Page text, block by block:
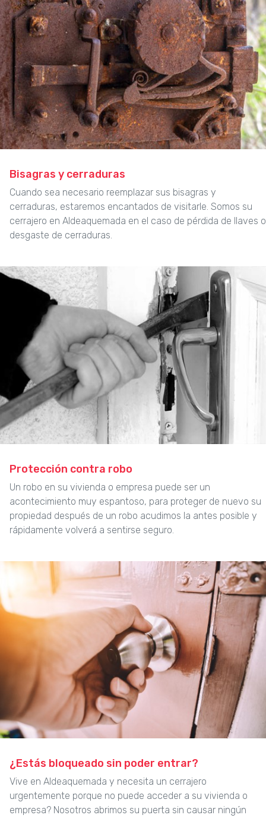
Bisagras y cerraduras
Cuando sea necesario reemplazar sus bisagras y
cerraduras, estaremos encantados de visitarle. Somos su
cerrajero en Aldeaquemada en el caso de pérdida de llaves o
desgaste de cerraduras.
Protección contra robo
Un robo en su vivienda o empresa puede ser un
acontecimiento muy espantoso, para proteger de nuevo su
propiedad después de un robo acudimos la antes posible y
rápidamente volverá a sentirse seguro.
¿Estás bloqueado sin poder entrar?
Vive en Aldeaquemada y necesita un cerrajero
urgentemente porque no puede acceder a su vivienda o
empresa? Nosotros abrimos su puerta sin causar ningún